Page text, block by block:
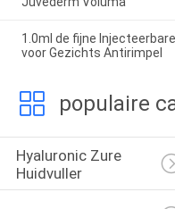
1.0ml de fijne
voor Gezichts Antirimpel
populaire
Hyaluronic Zure
Huidvuller